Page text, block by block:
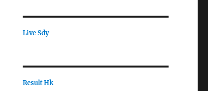
Live Sdy
Result Hk